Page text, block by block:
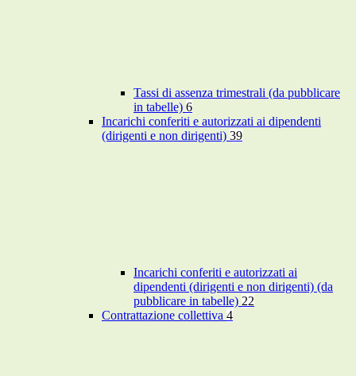
Tassi di assenza trimestrali (da pubblicare
in tabelle) 6
Incarichi conferiti e autorizzati ai dipendenti
(dirigenti e non dirigenti) 39
Incarichi conferiti e autorizzati ai
dipendenti (dirigenti e non dirigenti) (da
pubblicare in tabelle) 22
Contrattazione collettiva 4